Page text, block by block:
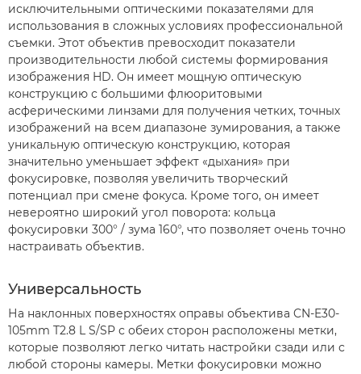
исключительными оптическими показателями для
использования в сложных условиях профессиональной
съемки. Этот объектив превосходит показатели
производительности любой системы формирования
изображения HD. Он имеет мощную оптическую
конструкцию с большими флюоритовыми
асферическими линзами для получения четких, точных
изображений на всем диапазоне зумирования, а также
уникальную оптическую конструкцию, которая
значительно уменьшает эффект «дыхания» при
фокусировке, позволяя увеличить творческий
потенциал при смене фокуса. Кроме того, он имеет
невероятно широкий угол поворота: кольца
фокусировки 300° / зума 160°, что позволяет очень точно
настраивать объектив.
Универсальность
На наклонных поверхностях оправы объектива CN-E30-
105mm T2.8 L S/SP с обеих сторон расположены метки,
которые позволяют легко читать настройки сзади или с
любой стороны камеры. Метки фокусировки можно